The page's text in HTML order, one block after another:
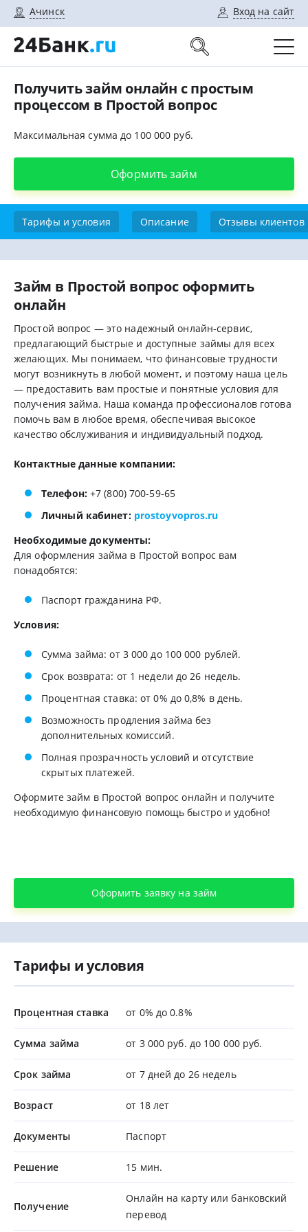
Ачинск Вход на сайт
Получить займ онлайн с простым
процессом в Простой вопрос
Максимальная сумма до 100 000 руб.
Оформить займ
Тарифы и условия Описание Отзывы клиентов
Займ в Простой вопрос оформить
онлайн
Простой вопрос — это надежный онлайн-сервис,
предлагающий быстрые и доступные займы для всех
желающих. Мы понимаем, что финансовые трудности
могут возникнуть в любой момент, и поэтому наша цель
— предоставить вам простые и понятные условия для
получения займа. Наша команда профессионалов готова
помочь вам в любое время, обеспечивая высокое
качество обслуживания и индивидуальный подход.
Контактные данные компании:
Телефон:+7 (800) 700-59-65
Личный кабинет: prostoyvopros.ru
Необходимые документы:
Для оформления займа в Простой вопрос вам
понадобятся:
Паспорт гражданина РФ.
Условия:
Сумма займа: от 3 000 до 100 000 рублей.
Срок возврата: от 1 недели до 26 недель.
Процентная ставка: от 0% до 0,8% в день.
Возможность продления займа без
дополнительных комиссий.
Полная прозрачность условий и отсутствие
скрытых платежей.
Оформите займ в Простой вопрос онлайн и получите
необходимую финансовую помощь быстро и удобно!
Оформить заявку на займ
Тарифы и условия
Процентная ставка от 0% до 0.8%
Сумма займа от 3 000 руб. до 100 000 руб.
Срок займа от 7 дней до 26 недель
Возраст от 18 лет
Документы Паспорт
Решение 15 мин.
Получение
Онлайн на карту или банковский
перевод